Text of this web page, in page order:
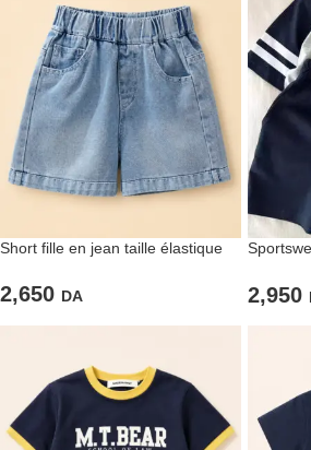
Short fille en jean taille élastique
2,650 DA 2,950